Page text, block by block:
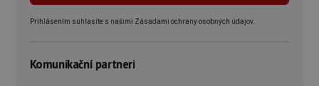
Prihlásením súhlasíte s našimi Zásadami ochrany osobných údajov.
Komunikační partneri